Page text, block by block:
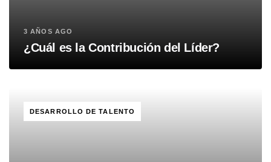
3 AÑOS AGO
¿Cuál es la Contribución del Líder?
DESARROLLO DE TALENTO